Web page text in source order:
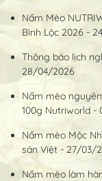
Nấm Mèo
Bình Lộc 2026 -
Thông báo lịch
28/04/2026
Nấm mèo
100g Nutriworld -
Nấm mèo Mộc
sản Việt - 27/03/
Nấm mèo làm